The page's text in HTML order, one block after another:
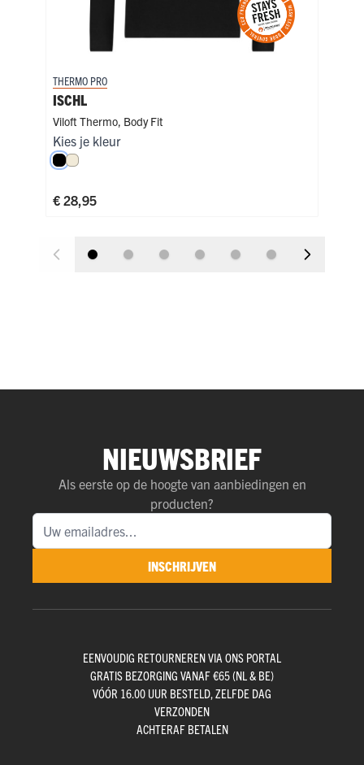
THERMO PRO
ISCHL
Viloft Thermo, Body Fit
Kies je kleur
ZwartWolwit
€ 28,95
NIEUWSBRIEF
Als eerste op de hoogte van aanbiedingen en
producten?
INSCHRIJVEN
EENVOUDIG RETOURNEREN VIA ONS PORTAL
GRATIS BEZORGING VANAF €65 (NL & BE)
VÓÓR 16.00 UUR BESTELD, ZELFDE DAG
VERZONDEN
ACHTERAF BETALEN